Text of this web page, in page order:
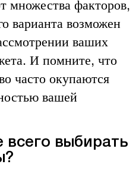
множества факторов,
варианта возможен
ваших
И помните, что
часто окупаются
вашей
всего выбирать